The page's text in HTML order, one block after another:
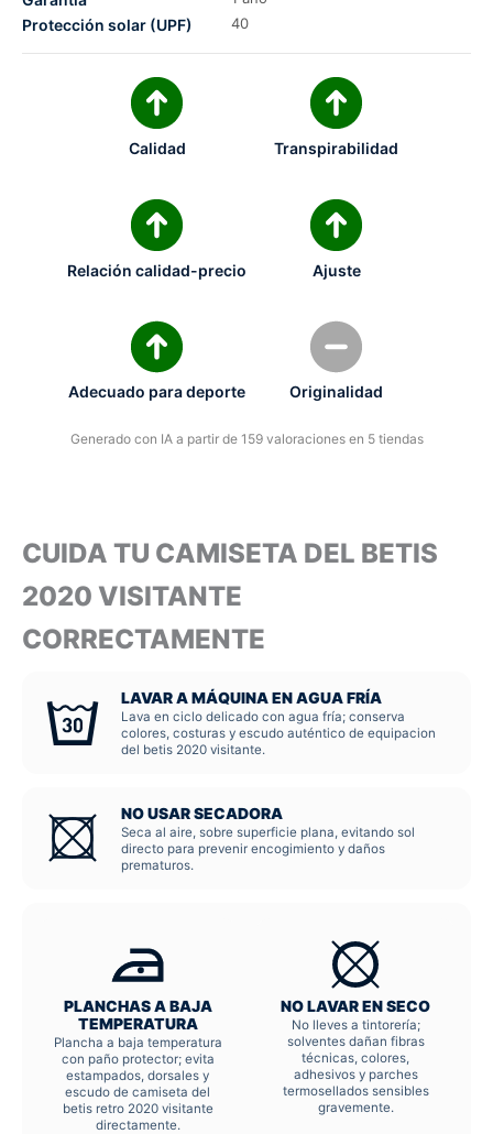
Protección solar (UPF) 40
Calidad Transpirabilidad
Relación calidad-precio Ajuste
Adecuado para deporte Originalidad
Generado con IA a partir de 159 valoraciones en 5 tiendas
CUIDA TU CAMISETA DEL BETIS
2020 VISITANTE
CORRECTAMENTE
LAVAR A MÁQUINA EN AGUA FRÍA
Lava en ciclo delicado con agua fría; conserva
colores, costuras y escudo auténtico de equipacion
del betis 2020 visitante.
NO USAR SECADORA
Seca al aire, sobre superficie plana, evitando sol
directo para prevenir encogimiento y daños
prematuros.
PLANCHAS A BAJA
TEMPERATURA
Plancha a baja temperatura
con paño protector; evita
estampados, dorsales y
escudo de camiseta del
betis retro 2020 visitante
directamente.
NO LAVAR EN SECO
No lleves a tintorería;
solventes dañan fibras
técnicas, colores,
adhesivos y parches
termosellados sensibles
gravemente.